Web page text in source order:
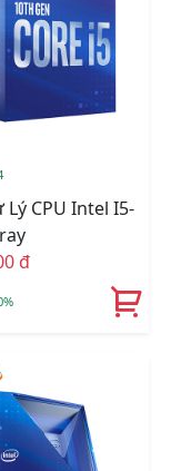
Lý CPU Intel I5-
đ